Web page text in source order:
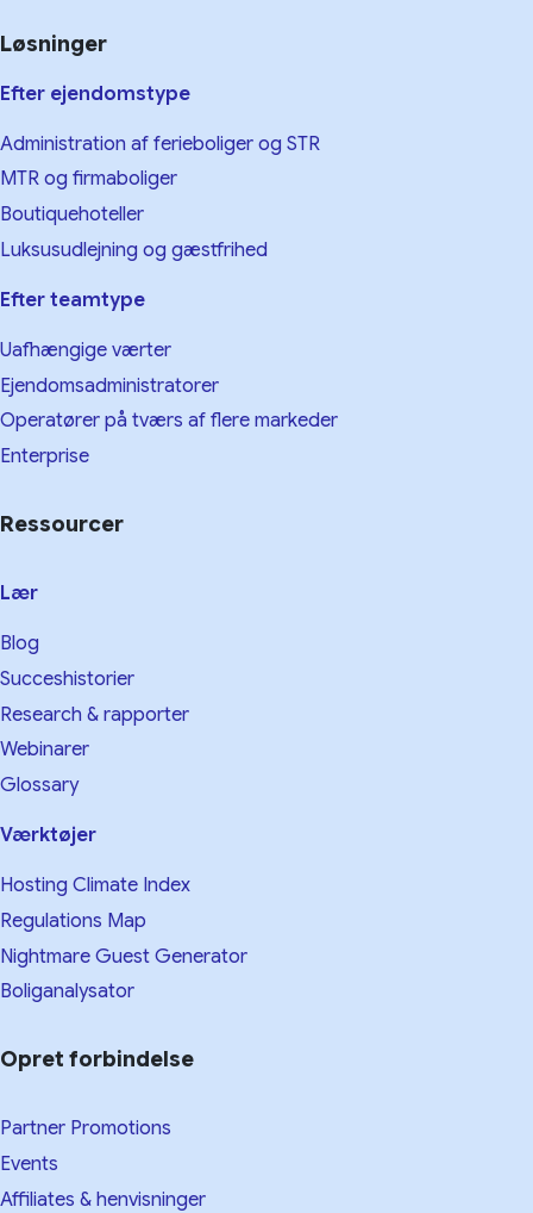
Løsninger
Efter ejendomstype
Administration af ferieboliger og STR
MTR og firmaboliger
Boutiquehoteller
Luksusudlejning og gæstfrihed
Efter teamtype
Uafhængige værter
Ejendomsadministratorer
Operatører på tværs af flere markeder
Enterprise
Ressourcer
Lær
Blog
Succeshistorier
Research & rapporter
Webinarer
Glossary
Værktøjer
Hosting Climate Index
Regulations Map
Nightmare Guest Generator
Boliganalysator
Opret forbindelse
Partner Promotions
Events
Affiliates & henvisninger